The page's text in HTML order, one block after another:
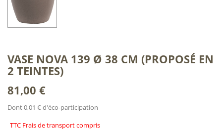
VASE NOVA 139 Ø 38 CM (PROPOSÉ EN
2 TEINTES)
81,00 €
Dont 0,01 € d'éco-participation
TTC Frais de transport compris